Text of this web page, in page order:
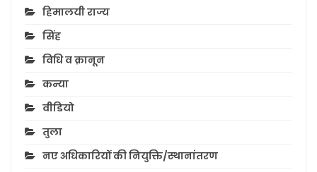
हिमालयी राज्य
सिंह
विधि व क़ानून
कन्या
वीडियो
तुला
नए अधिकारियों की नियुक्ति/स्थानांतरण